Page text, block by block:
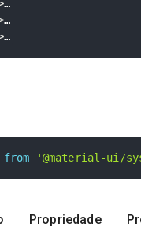
…
from '@material-ui/
Propriedade